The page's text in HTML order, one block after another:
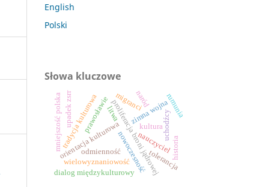
English
Polski
Słowa kluczowe
proliferacja broni jądrowej
zimna wojna
nowoczesność
prawosławie
orientacja kulturowa
wielowyznaniowość
tradycja kulturowa
mniejszość polska nauczyciel
tolerancja
odmienność
dialog międzykulturowy
kulturauchodźcy
migranci rumunia
naród
historia
litwa
upadek zsrr